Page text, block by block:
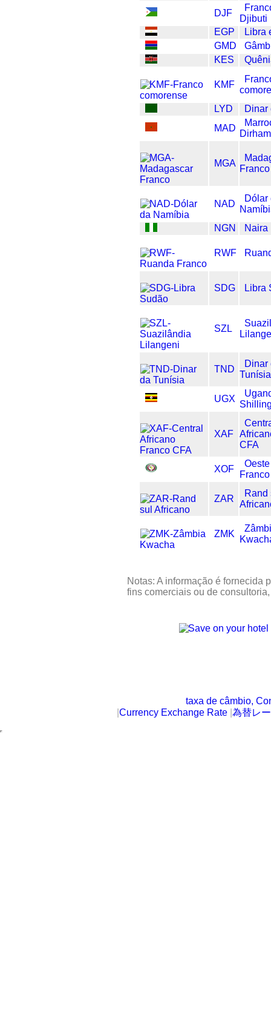
DJF
Djibuti
EGP
Libra
GMD
KES
KMF
LYD
Dinar
MAD
Dirham
MGA
Franco
NAD
Dólar
NGN
Naira
RWF
SDG Libra
SZL
TND
Dinar
Tunísia
UGX
XAF
CFA
XOF
ZAR
Rand
ZMK
Notas: A informação é fornecida
fins comerciais ou de
taxa de câmbio,
Currency Exchange Rate 為替レ